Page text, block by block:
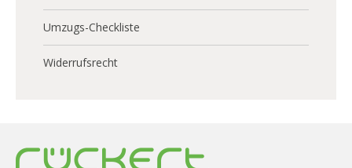
Umzugs-Checkliste
Widerrufsrecht